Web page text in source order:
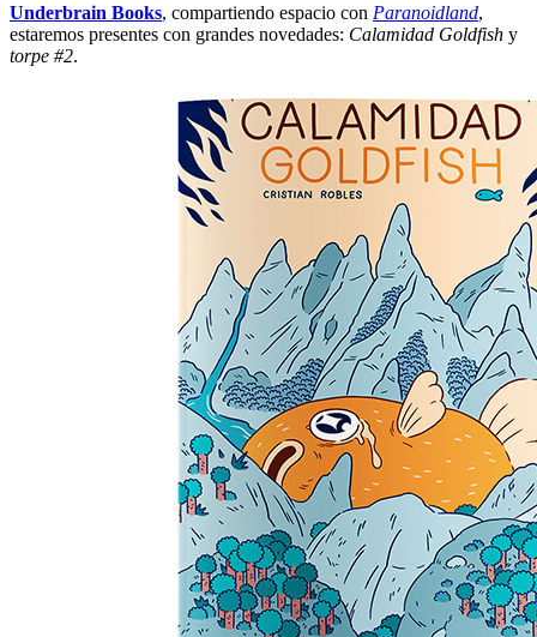
Underbrain Books, compartiendo espacio con Paranoidland,
estaremos presentes con grandes novedades: Calamidad Goldfish y
torpe #2.